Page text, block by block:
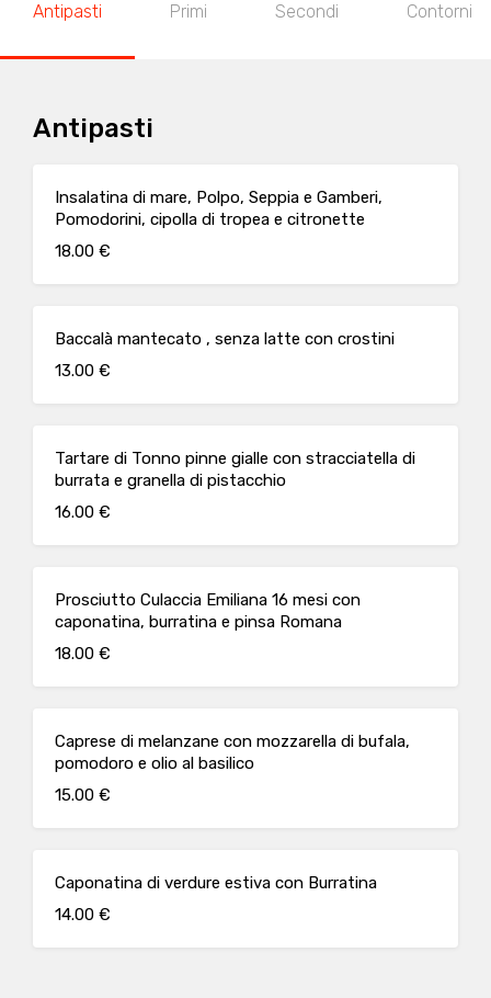
Antipasti Primi Secondi Contorni
Antipasti
Insalatina di mare, Polpo, Seppia e Gamberi,
Pomodorini, cipolla di tropea e citronette
18.00 €
Baccalà mantecato , senza latte con crostini
13.00 €
Tartare di Tonno pinne gialle con stracciatella di
burrata e granella di pistacchio
16.00 €
Prosciutto Culaccia Emiliana 16 mesi con
caponatina, burratina e pinsa Romana
18.00 €
Caprese di melanzane con mozzarella di bufala,
pomodoro e olio al basilico
15.00 €
Caponatina di verdure estiva con Burratina
14.00 €